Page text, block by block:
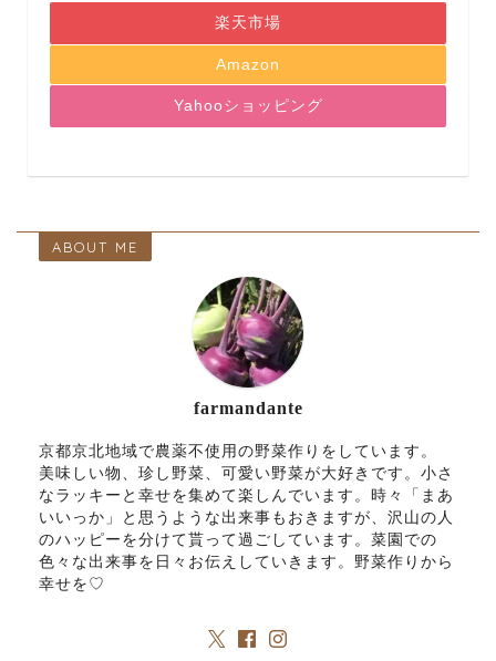
楽天市場
Amazon
Yahooショッピング
ABOUT ME
farmandante
京都京北地域で農薬不使用の野菜作りをしています。
美味しい物、珍し野菜、可愛い野菜が大好きです。小さ
なラッキーと幸せを集めて楽しんでいます。時々「まあ
いいっか」と思うような出来事もおきますが、沢山の人
のハッピーを分けて貰って過ごしています。菜園での
色々な出来事を日々お伝えしていきます。野菜作りから
幸せを♡